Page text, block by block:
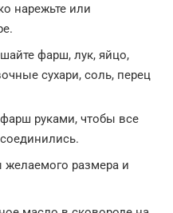
нарежьте или
фарш, лук, яйцо,
сухари, соль, перец
руками, чтобы все
желаемого размера и